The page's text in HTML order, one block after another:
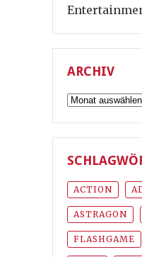
ARCHIV
Archiv
ACTION
ASTRAGON
FLASHGAME